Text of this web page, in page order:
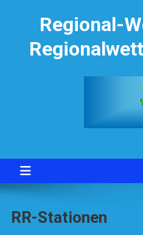
Regional-
RR-Stationen